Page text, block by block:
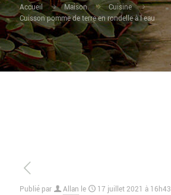
Accueil Maison
Cuisine
Cuisson pomme de terre en rondelle à l eau
Publié par Allan le 17 juillet 2021 à 16h43